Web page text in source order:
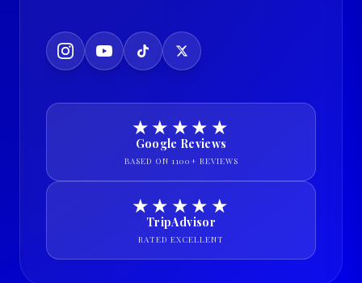
★★★★★
Google Reviews
BASED ON 1100+ REVIEWS
★★★★★
TripAdvisor
RATED EXCELLENT